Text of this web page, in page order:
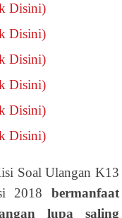
Disini)
Disini)
Disini)
Disini)
Disini)
Disini)
Soal Ulangan K13
2018 bermanfaat
lupa saling